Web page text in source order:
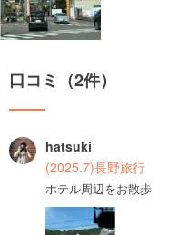
口コミ（2件）
hatsuki
(2025.7)長野旅行
ホテル周辺をお散歩